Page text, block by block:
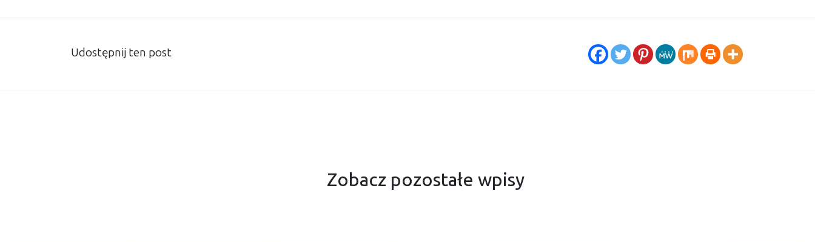
Udostępnij ten post
Zobacz pozostałe wpisy